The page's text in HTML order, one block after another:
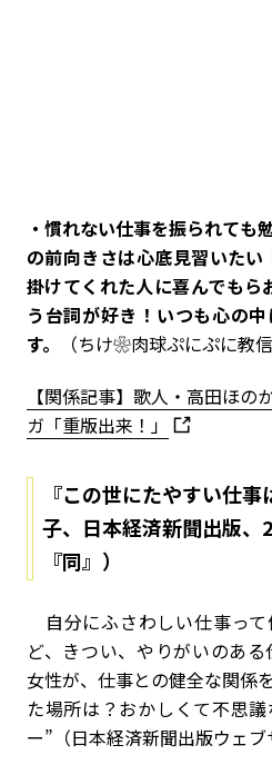
・慣れない仕事を振られても
の前向きさは心底見習いたい
掛けてくれた人に喜んでもら
う台詞が好き！いつも心の
す。
（ちけ❀肉球ぷにぷに教信
【関係記事】歌人・高田ほの
ガ「重版出来！」
『この世にたやすい仕
子、日本経済新聞出版
『同』）
自分にふさわしい仕事っ
ど、きつい、やりがいのあ
女性が、仕事との健全な関係
た場所は？おかしくて不思
ー”（日本経済新聞出版ウェブ